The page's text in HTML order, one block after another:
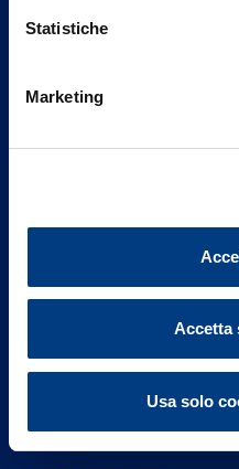
Statistiche
Marketing
Accetta
Usa solo
Governance
Investor Relations